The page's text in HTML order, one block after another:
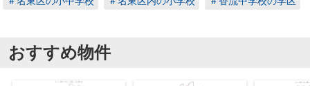
おすすめ物件